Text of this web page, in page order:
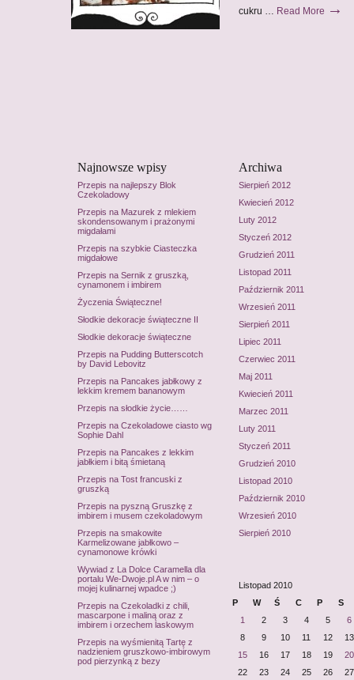
cukru … Read More →
Najnowsze wpisy
Przepis na najlepszy Blok
Czekoladowy
Przepis na Mazurek z mlekiem
skondensowanym i prażonymi
migdałami
Przepis na szybkie Ciasteczka
migdałowe
Przepis na Sernik z gruszką,
cynamonem i imbirem
Życzenia Świąteczne!
Słodkie dekoracje świąteczne II
Słodkie dekoracje świąteczne
Przepis na Pudding Butterscotch
by David Lebovitz
Przepis na Pancakes jabłkowy z
lekkim kremem bananowym
Przepis na słodkie życie……
Przepis na Czekoladowe ciasto wg
Sophie Dahl
Przepis na Pancakes z lekkim
jabłkiem i bitą śmietaną
Przepis na Tost francuski z
gruszką
Przepis na pyszną Gruszkę z
imbirem i musem czekoladowym
Przepis na smakowite
Karmelizowane jabłkowo –
cynamonowe krówki
Wywiad z La Dolce Caramella dla
portalu We-Dwoje.pl A w nim – o
mojej kulinarnej wpadce ;)
Przepis na Czekoladki z chili,
mascarpone i maliną oraz z
imbirem i orzechem laskowym
Przepis na wyśmienitą Tartę z
nadzieniem gruszkowo-imbirowym
pod pierzynką z bezy
Archiwa
Sierpień 2012
Kwiecień 2012
Luty 2012
Styczeń 2012
Grudzień 2011
Listopad 2011
Październik 2011
Wrzesień 2011
Sierpień 2011
Lipiec 2011
Czerwiec 2011
Maj 2011
Kwiecień 2011
Marzec 2011
Luty 2011
Styczeń 2011
Grudzień 2010
Listopad 2010
Październik 2010
Wrzesień 2010
Sierpień 2010
Listopad 2010
P
W Ś C P S
1 2 3 4 5
6
8
9 10 11 12
13
15
16 17 18 19
20
22
23 24 25 26
27